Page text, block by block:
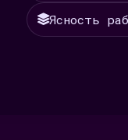
Ясность